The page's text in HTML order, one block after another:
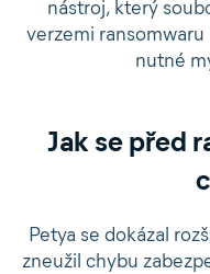
nástroj, který
verzemi
nutné
Jak se před
Petya se dokázal
zneužil chybu